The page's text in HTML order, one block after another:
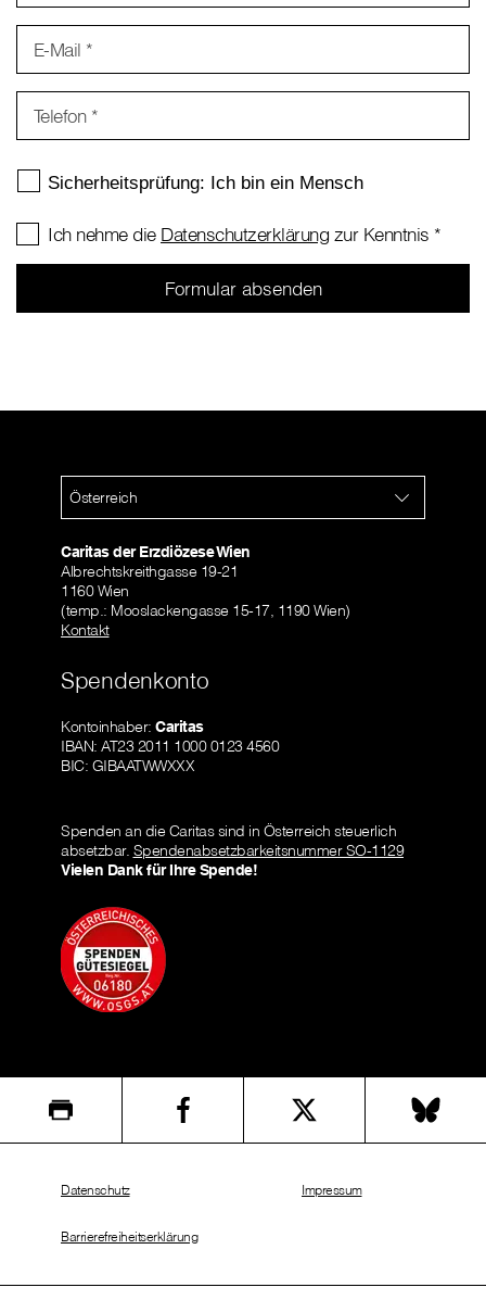
E-Mail *
Telefon *
Ich nehme die Datenschutzerklärung zur Kenntnis *
Österreich
Caritas der Erzdiözese Wien
Albrechtskreithgasse 19-21
1160 Wien
(temp.: Mooslackengasse 15-17, 1190 Wien)
Kontakt
Spendenkonto
Kontoinhaber: Caritas
IBAN: AT23 2011 1000 0123 4560
BIC: GIBAATWWXXX
Spenden an die Caritas sind in Österreich steuerlich
absetzbar. Spendenabsetzbarkeitsnummer SO-1129
Vielen Dank für Ihre Spende!
Datenschutz
Barrierefreiheitserklärung
Impressum